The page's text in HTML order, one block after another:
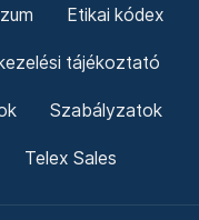
Etikai kódex
tájékoztató
Szabályzatok
Telex Sales